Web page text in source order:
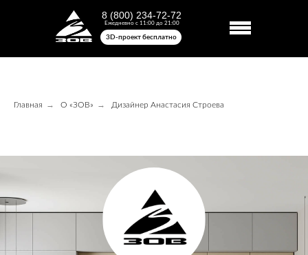
8 (800) 234-72-72
Ежедневно с 11:00 до 21:00
3D-проект бесплатно
Главная → О «ЗОВ» → Дизайнер Анастасия Строева